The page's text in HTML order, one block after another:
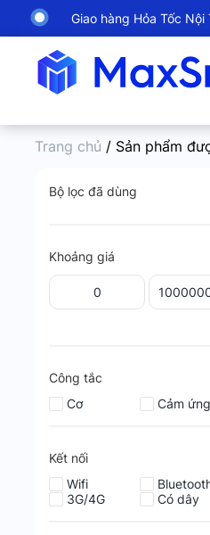
Giao hàng Hỏa Tốc Nội
Trang chủ / Sản phẩm
Bộ lọc đã dùng
Khoảng giá
Công tắc
Cơ
Cảm ứng
Kết nối
Wifi
3G/4G
Có dây